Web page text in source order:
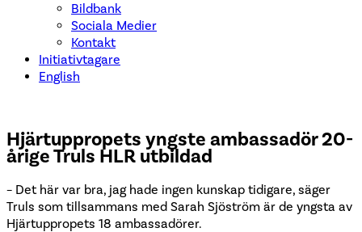
Bildbank
Sociala Medier
Kontakt
Initiativtagare
English
Hjärtuppropets yngste ambassadör 20-
årige Truls HLR utbildad
– Det här var bra, jag hade ingen kunskap tidigare, säger
Truls som tillsammans med Sarah Sjöström är de yngsta av
Hjärtuppropets 18 ambassadörer.